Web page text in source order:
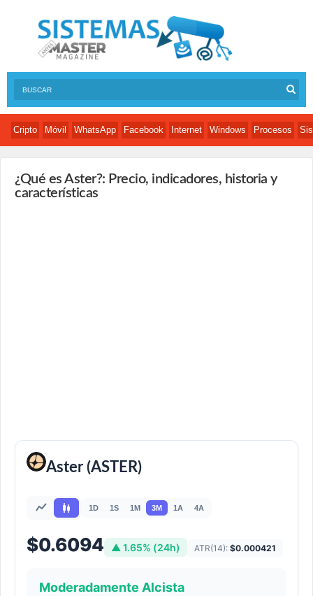
Cripto Móvil WhatsApp Facebook Internet Windows Procesos
¿Qué es Aster?: Precio, indicadores, historia y
características
Aster (ASTER)
1D 1S 1M 3M 1A 4A
$0.6094 ▲ 1.65% (24h) ATR(14): $0.000421
Moderadamente Alcista